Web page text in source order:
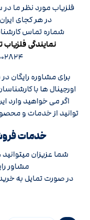
فلزیاب مورد نظر ما
در هر کجای
شماره تماس
نمایندگی فلزیاب
برای مشاوره رایگان
اورجینال ها با
اگر می خواهید وارد
توانید از خدمات و
خدمات
شما عزیزان میتوانید
مشاور
در صورت تمایل به